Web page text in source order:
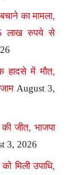
का मामला,
लाख रुपये से
हादसे में मौत,
August 3,
जीत, भाजपा
3, 2026
को मिली उपाधि,